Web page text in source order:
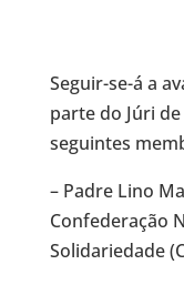
Seguir-se-á a
parte do Júri
seguintes
– Padre Lino
Confederação
Solidariedade